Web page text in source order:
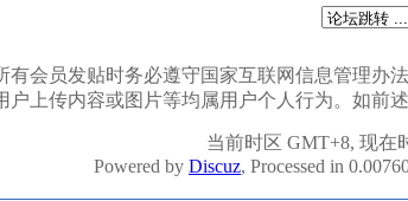
有会员发贴时务必遵守国家互联网信息管理
上传内容或图片等均属用户个人行为。如前
当前时区 GMT+8, 现在
Powered by Discuz, Processed in